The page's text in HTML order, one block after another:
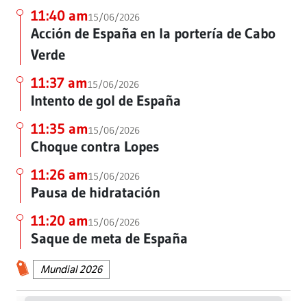
11:40 am15/06/2026
Acción de España en la portería de Cabo
Verde
11:37 am15/06/2026
Intento de gol de España
11:35 am15/06/2026
Choque contra Lopes
11:26 am15/06/2026
Pausa de hidratación
11:20 am15/06/2026
Saque de meta de España
Mundial 2026